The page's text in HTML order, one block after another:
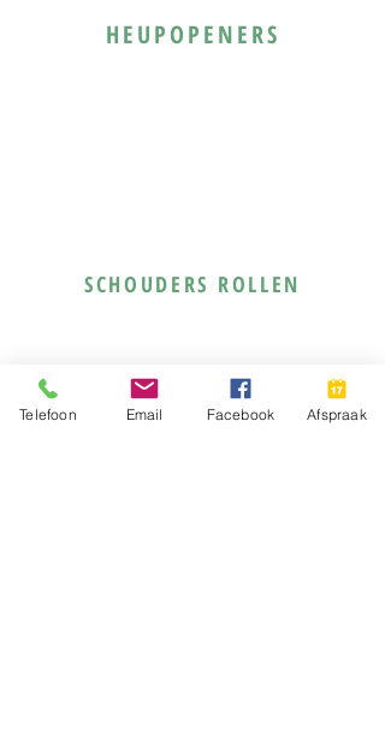
HEUPOPENERS
SCHOUDERS ROLLEN
Telefoon Email Facebook Afspraak